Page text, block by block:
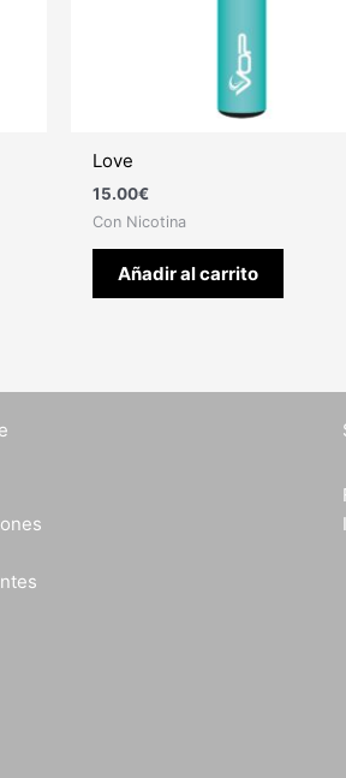
Love
15.00€
Con Nicotina
Añadir al carrito